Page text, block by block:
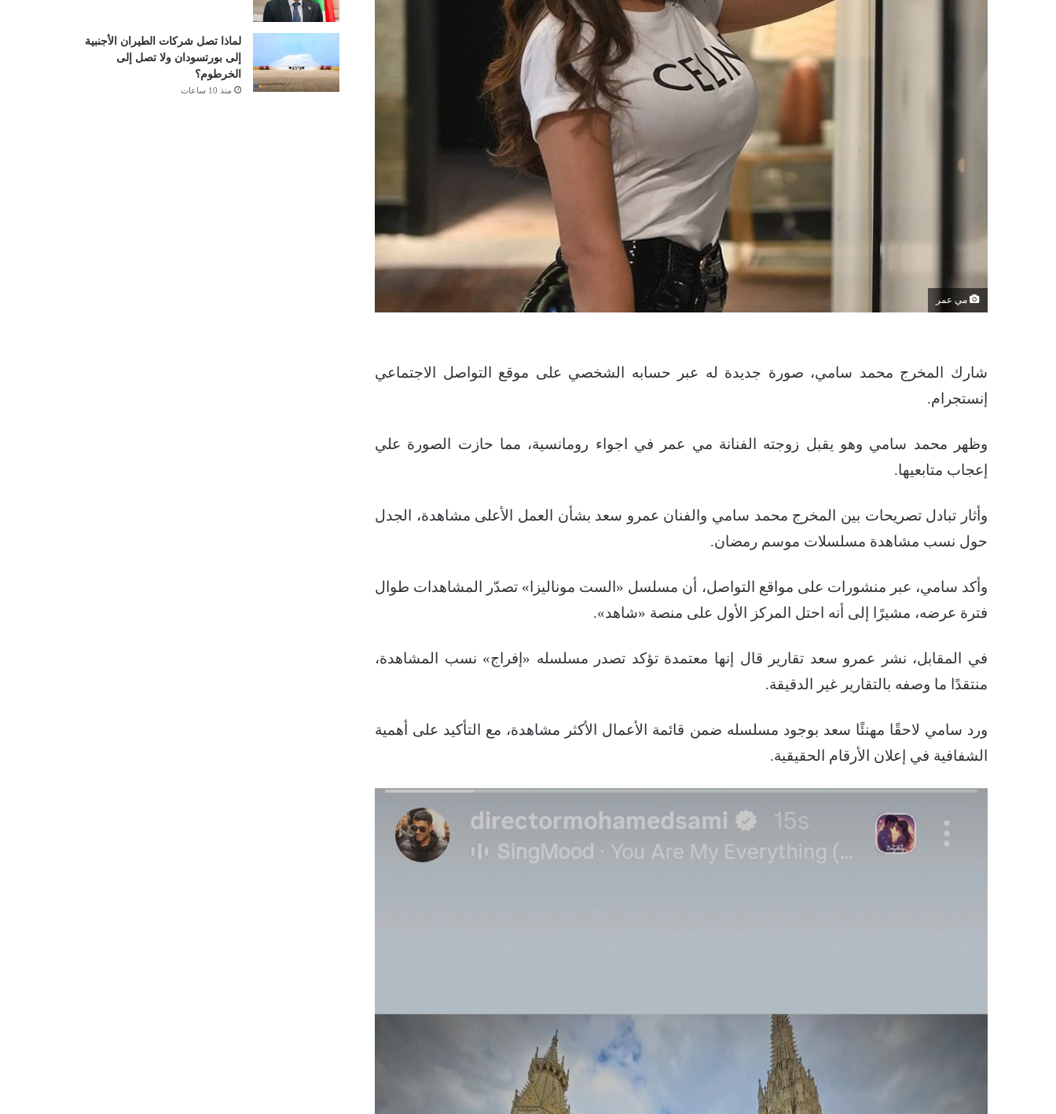
مي عمر
شارك المخرج محمد سامي، صورة جديدة له عبر حسابه الشخصي على موقع التواصل الاجتماعي
إنستجرام.
وظهر محمد سامي وهو يقبل زوجته الفنانة مي عمر في اجواء رومانسية، مما حازت الصورة علي
إعجاب متابعيها.
وأثار تبادل تصريحات بين المخرج محمد سامي والفنان عمرو سعد بشأن العمل الأعلى مشاهدة، الجدل
حول نسب مشاهدة مسلسلات موسم رمضان.
وأكد سامي، عبر منشورات على مواقع التواصل، أن مسلسل «الست موناليزا» تصدّر المشاهدات طوال
فترة عرضه، مشيرًا إلى أنه احتل المركز الأول على منصة «شاهد».
في المقابل، نشر عمرو سعد تقارير قال إنها معتمدة تؤكد تصدر مسلسله «إفراج» نسب المشاهدة،
منتقدًا ما وصفه بالتقارير غير الدقيقة.
ورد سامي لاحقًا مهنئًا سعد بوجود مسلسله ضمن قائمة الأعمال الأكثر مشاهدة، مع التأكيد على أهمية
الشفافية في إعلان الأرقام الحقيقية.
لماذا تصل شركات الطيران الأجنبية
إلى بورتسودان ولا تصل إلى
الخرطوم؟
منذ 10 ساعات